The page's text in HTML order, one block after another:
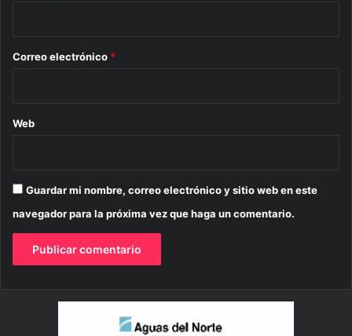
*
Correo electrónico *
Web
Guardar mi nombre, correo electrónico y sitio web en este
navegador para la próxima vez que haga un comentario.